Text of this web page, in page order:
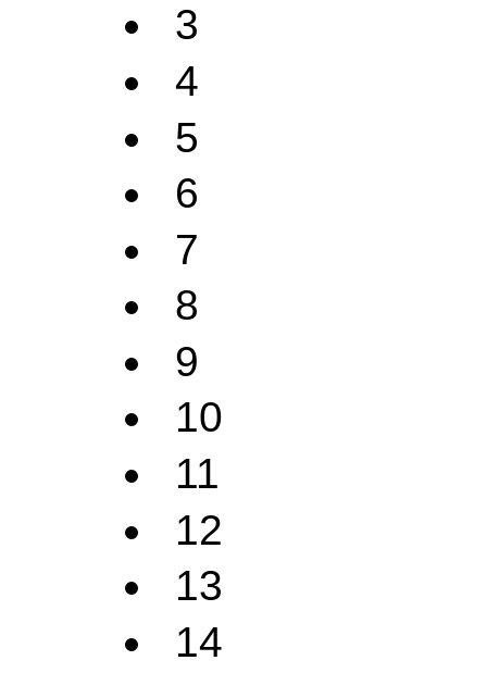
3
4
5
6
7
8
9
10
11
12
13
14